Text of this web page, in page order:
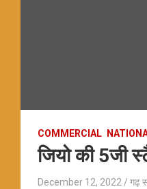
COMMERCIAL
जियो की 5जी
December 12, 2022 गढ़